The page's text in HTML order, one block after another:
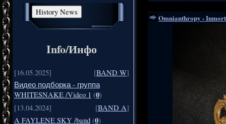
Info/Инфо
[16.05.2025] [BAND W]
Видео подборка - группа
WHITESNAKE /Video 1 (0)
[13.04.2024]
[BAND A]
A FAYLENE SKY /band (0)
Omnianthropy -